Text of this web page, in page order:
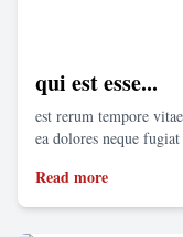
qui est esse...
est rerum tempore
ea dolores neque
Read more